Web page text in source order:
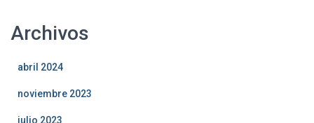
Archivos
abril 2024
noviembre 2023
julio 2023